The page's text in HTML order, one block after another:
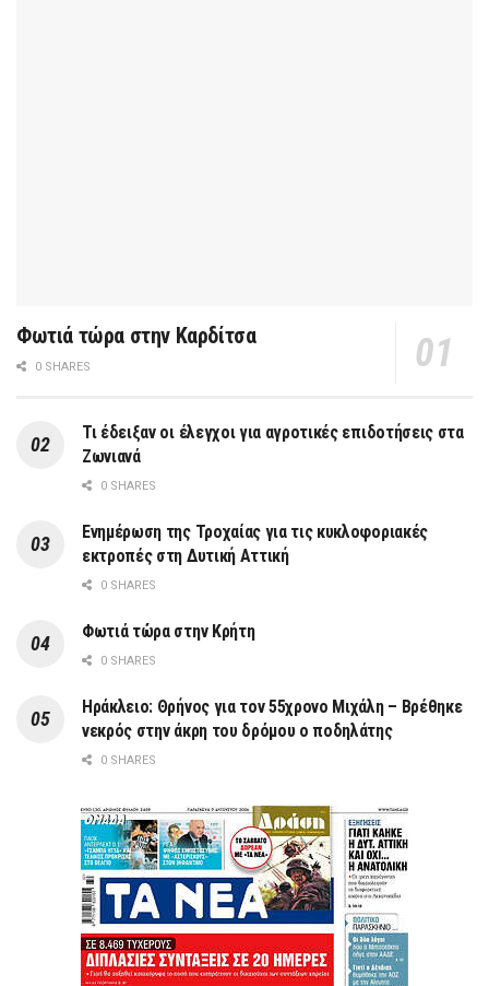
Φωτιά τώρα στην Καρδίτσα
0 SHARES
Τι έδειξαν οι έλεγχοι για αγροτικές επιδοτήσεις στα
Ζωνιανά
0 SHARES
Ενημέρωση της Τροχαίας για τις κυκλοφοριακές
εκτροπές στη Δυτική Αττική
0 SHARES
Φωτιά τώρα στην Κρήτη
0 SHARES
Ηράκλειο: Θρήνος για τον 55χρονο Μιχάλη – Βρέθηκε
νεκρός στην άκρη του δρόμου ο ποδηλάτης
0 SHARES